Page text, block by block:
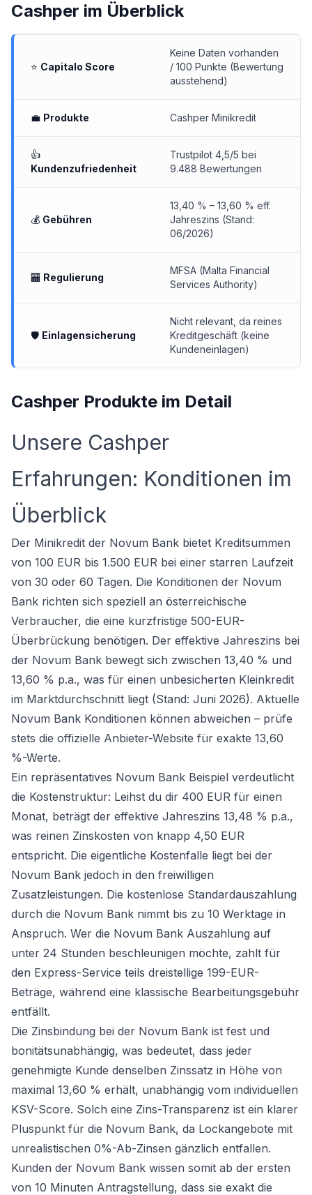
Cashper im Überblick
⭐ Capitalo Score
Keine Daten vorhanden
/ 100 Punkte (Bewertung
ausstehend)
💼 Produkte Cashper Minikredit
👍
Kundenzufriedenheit
Trustpilot 4,5/5 bei
9.488 Bewertungen
💰 Gebühren
13,40 % – 13,60 % eff.
Jahreszins (Stand:
06/2026)
🏧 Regulierung
MFSA (Malta Financial
Services Authority)
🛡 Einlagensicherung
Nicht relevant, da reines
Kreditgeschäft (keine
Kundeneinlagen)
Cashper Produkte im Detail
Unsere Cashper
Erfahrungen: Konditionen im
Überblick
Der Minikredit der Novum Bank bietet Kreditsummen
von 100 EUR bis 1.500 EUR bei einer starren Laufzeit
von 30 oder 60 Tagen. Die Konditionen der Novum
Bank richten sich speziell an österreichische
Verbraucher, die eine kurzfristige 500-EUR-
Überbrückung benötigen. Der effektive Jahreszins bei
der Novum Bank bewegt sich zwischen 13,40 % und
13,60 % p.a., was für einen unbesicherten Kleinkredit
im Marktdurchschnitt liegt (Stand: Juni 2026). Aktuelle
Novum Bank Konditionen können abweichen – prüfe
stets die offizielle Anbieter-Website für exakte 13,60
%-Werte.
Ein repräsentatives Novum Bank Beispiel verdeutlicht
die Kostenstruktur: Leihst du dir 400 EUR für einen
Monat, beträgt der effektive Jahreszins 13,48 % p.a.,
was reinen Zinskosten von knapp 4,50 EUR
entspricht. Die eigentliche Kostenfalle liegt bei der
Novum Bank jedoch in den freiwilligen
Zusatzleistungen. Die kostenlose Standardauszahlung
durch die Novum Bank nimmt bis zu 10 Werktage in
Anspruch. Wer die Novum Bank Auszahlung auf
unter 24 Stunden beschleunigen möchte, zahlt für
den Express-Service teils dreistellige 199-EUR-
Beträge, während eine klassische Bearbeitungsgebühr
entfällt.
Die Zinsbindung bei der Novum Bank ist fest und
bonitätsunabhängig, was bedeutet, dass jeder
genehmigte Kunde denselben Zinssatz in Höhe von
maximal 13,60 % erhält, unabhängig vom individuellen
KSV-Score. Solch eine Zins-Transparenz ist ein klarer
Pluspunkt für die Novum Bank, da Lockangebote mit
unrealistischen 0%-Ab-Zinsen gänzlich entfallen.
Kunden der Novum Bank wissen somit ab der ersten
von 10 Minuten Antragstellung, dass sie exakt die